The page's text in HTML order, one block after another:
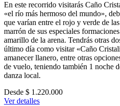
En este recorrido visitarás Caño
«el río más hermoso del mundo»,
que varían entre el rojo y verde de
marrón de sus especiales
amarillo de la arena. Tendrás otras
último día como visitar «Caño
amanecer llanero, entre otras
de vuelo, teniendo también 1 noche
danza local.
Desde $ 1.220.000
Ver detalles